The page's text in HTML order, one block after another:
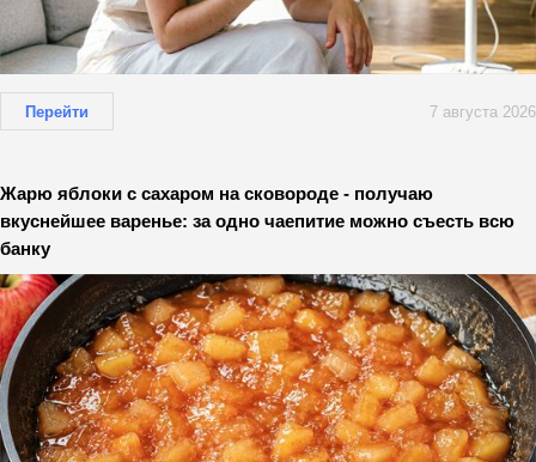
Перейти 7 августа 2026
Жарю яблоки с сахаром на сковороде - получаю
вкуснейшее варенье: за одно чаепитие можно съесть всю
банку